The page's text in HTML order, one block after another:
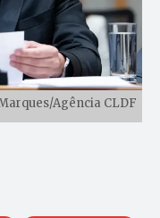
Agência CLDF